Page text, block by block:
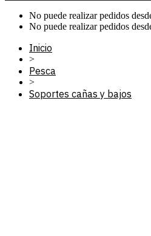
No puede realizar pedidos
No puede realizar pedidos
Inicio
>
Pesca
>
Soportes cañas y bajos